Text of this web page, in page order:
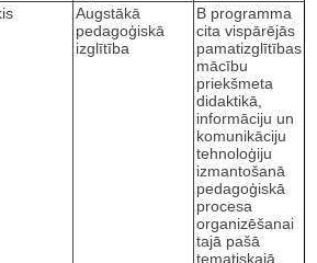
Augstākā
pedagoģiskā
izglītība
B programma
cita vispārējās
pamatizglītības
mācību
priekšmeta
didaktikā,
informāciju un
komunikāciju
tehnoloģiju
izmantošanā
pedagoģiskā
procesa
organizēšanai
tajā pašā
tematiskajā